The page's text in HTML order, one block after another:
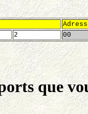
2 00
que